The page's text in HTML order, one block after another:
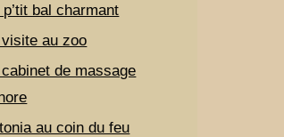
p’tit bal charmant
visite au zoo
de massage
au coin du feu